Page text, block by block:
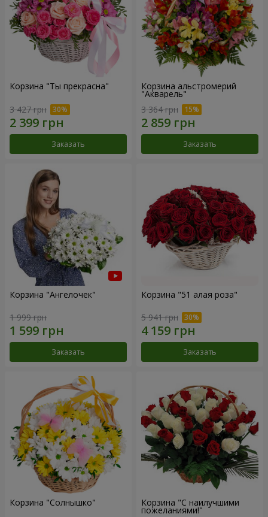
Корзина "Ты прекрасна"
3 427 грн
Заказать
Корзина альстромерий
"Акварель"
3 364 грн
Заказать
Корзина "Ангелочек"
1 999 грн
Заказать
Корзина "51 алая роза"
5 941 грн
Заказать
Корзина "Солнышко" Корзина "С наилучшими
пожеланиями!"